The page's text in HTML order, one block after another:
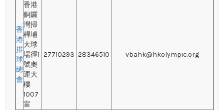
香
港
排
球
總
會
香港
銅鑼
灣掃
桿埔
大球
場徑1
號奧
運大
樓
1007
室
27710293 28346510 vbahk@hkolympic.org